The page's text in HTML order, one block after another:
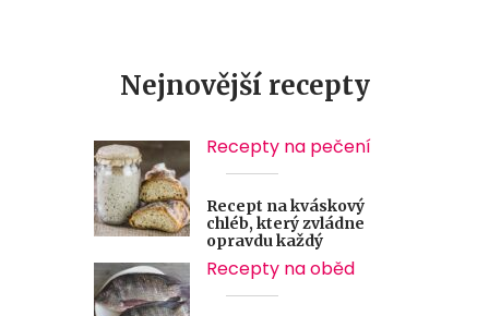
Nejnovější recepty
Recepty na pečení
Recept na kváskový
chléb, který zvládne
opravdu každý
Recepty na oběd